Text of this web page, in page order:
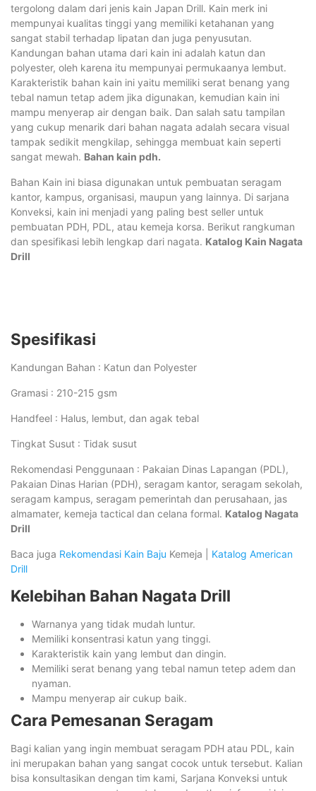
tergolong dalam dari jenis kain Japan Drill. Kain merk ini
mempunyai kualitas tinggi yang memiliki ketahanan yang
sangat stabil terhadap lipatan dan juga penyusutan.
Kandungan bahan utama dari kain ini adalah katun dan
polyester, oleh karena itu mempunyai permukaanya lembut.
Karakteristik bahan kain ini yaitu memiliki serat benang yang
tebal namun tetap adem jika digunakan, kemudian kain ini
mampu menyerap air dengan baik. Dan salah satu tampilan
yang cukup menarik dari bahan nagata adalah secara visual
tampak sedikit mengkilap, sehingga membuat kain seperti
sangat mewah. Bahan kain pdh.
Bahan Kain ini biasa digunakan untuk pembuatan seragam
kantor, kampus, organisasi, maupun yang lainnya. Di sarjana
Konveksi, kain ini menjadi yang paling best seller untuk
pembuatan PDH, PDL, atau kemeja korsa. Berikut rangkuman
dan spesifikasi lebih lengkap dari nagata. Katalog Kain Nagata
Drill
Spesifikasi
Kandungan Bahan : Katun dan Polyester
Gramasi : 210-215 gsm
Handfeel : Halus, lembut, dan agak tebal
Tingkat Susut : Tidak susut
Rekomendasi Penggunaan : Pakaian Dinas Lapangan (PDL),
Pakaian Dinas Harian (PDH), seragam kantor, seragam sekolah,
seragam kampus, seragam pemerintah dan perusahaan, jas
almamater, kemeja tactical dan celana formal. Katalog Nagata
Drill
Baca juga Rekomendasi Kain Baju Kemeja | Katalog American
Drill
Kelebihan Bahan Nagata Drill
Warnanya yang tidak mudah luntur.
Memiliki konsentrasi katun yang tinggi.
Karakteristik kain yang lembut dan dingin.
Memiliki serat benang yang tebal namun tetep adem dan
nyaman.
Mampu menyerap air cukup baik.
Cara Pemesanan Seragam
Bagi kalian yang ingin membuat seragam PDH atau PDL, kain
ini merupakan bahan yang sangat cocok untuk tersebut. Kalian
bisa konsultasikan dengan tim kami, Sarjana Konveksi untuk